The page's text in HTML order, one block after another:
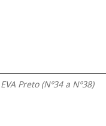
Preto (Nº34 a Nº38)